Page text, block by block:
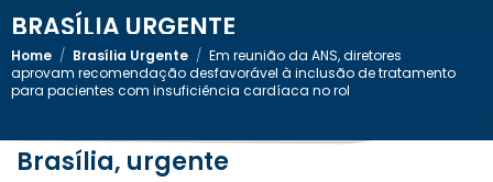
BRASÍLIA URGENTE
Home / Brasília Urgente / Em reunião da ANS, diretores
aprovam recomendação desfavorável à inclusão de tratamento
para pacientes com insuficiência cardíaca no rol
Brasília, urgente